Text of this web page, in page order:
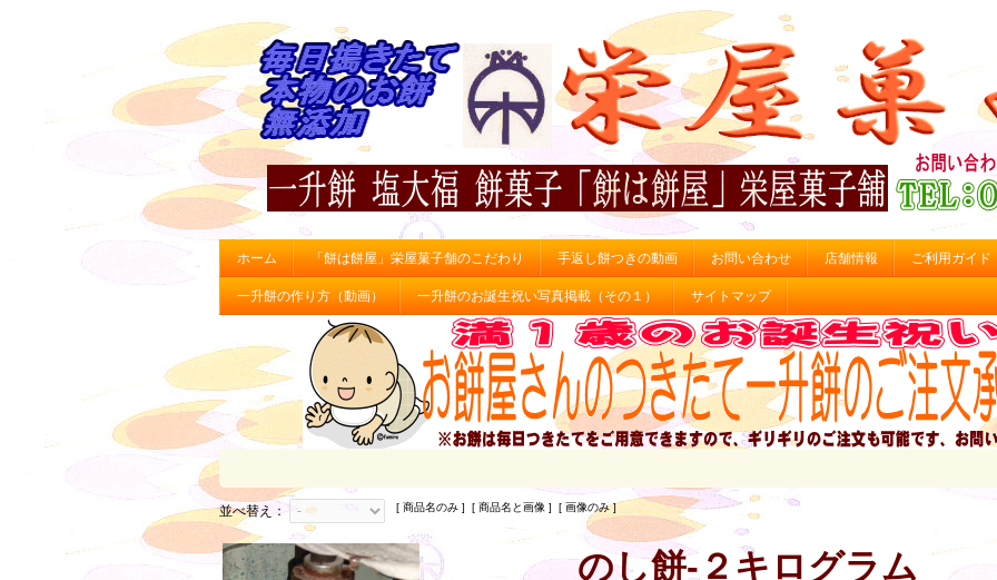
ホーム 「餅は餅屋」栄屋菓子舗のこだわり 手返し餅つきの動画 お問い合わせ 店舗情報 ご利用ガイド
一升餅の作り方（動画） 一升餅のお誕生祝い写真掲載（その１） サイトマップ
並べ替え： [ 商品名のみ ] [ 商品名と画像 ] [ 画像のみ ]
のし餅-２キログラム